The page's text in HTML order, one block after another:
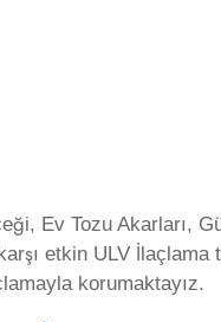
Ev Tozu Akarları,
etkin ULV
korumaktayız.